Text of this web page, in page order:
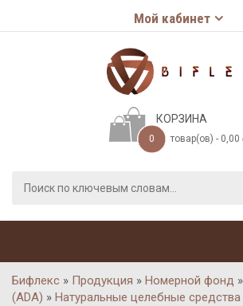
Мой кабинет
КОРЗИНА
0 товар(ов) - 0,00
Бифлекс » Продукция » Номерной фонд »
(ADA) » Натуральные целебные средства